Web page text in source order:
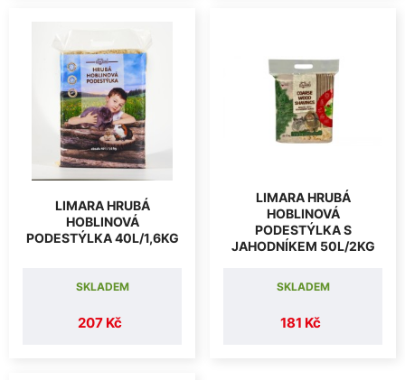
LIMARA HRUBÁ
HOBLINOVÁ
PODESTÝLKA 40L/1,6KG
207 Kč
SKLADEM
LIMARA HRUBÁ
HOBLINOVÁ
PODESTÝLKA S
JAHODNÍKEM 50L/2KG
181 Kč
SKLADEM